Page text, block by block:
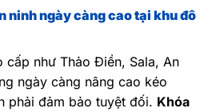
ninh ngày càng cao tại khu đô
cấp như Thảo Điền, Sala, An
ngày càng nâng cao kéo
phải đảm bảo tuyệt đối. Khóa